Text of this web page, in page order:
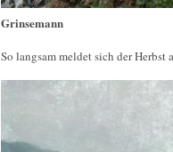
Grinsemann
So langsam meldet sich der Herbst